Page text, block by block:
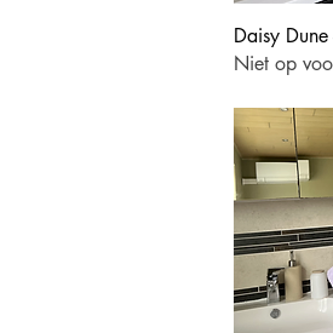
Daisy
Niet op